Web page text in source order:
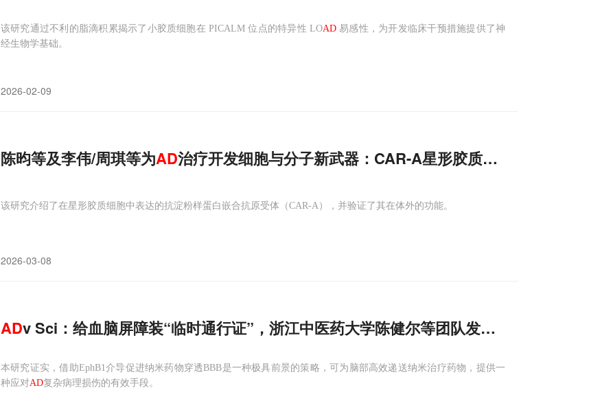
该研究通过不利的脂滴积累揭示了小胶质细胞在 PICALM 位点的特异性 LOAD 易感性，为开发临床干预措施提供了神
经生物学基础。
2026-02-09
陈昀等及李伟/周琪等为AD治疗开发细胞与分子新武器：CAR-A星形胶质细胞疗法与
该研究介绍了在星形胶质细胞中表达的抗淀粉样蛋白嵌合抗原受体（CAR-A），并验证了其在体外的功能。
2026-03-08
ADv Sci：给血脑屏障装“临时通行证”，浙江中医药大学陈健尔等团队发现EphB1介导
本研究证实，借助EphB1介导促进纳米药物穿透BBB是一种极具前景的策略，可为脑部高效递送纳米治疗药物，提供一
种应对AD复杂病理损伤的有效手段。